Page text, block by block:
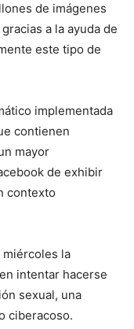
de imágenes
a la ayuda de
este tipo de
implementada
contienen
mayor
de exhibir
contexto
la
intentar hacerse
sexual, una
ciberacoso.